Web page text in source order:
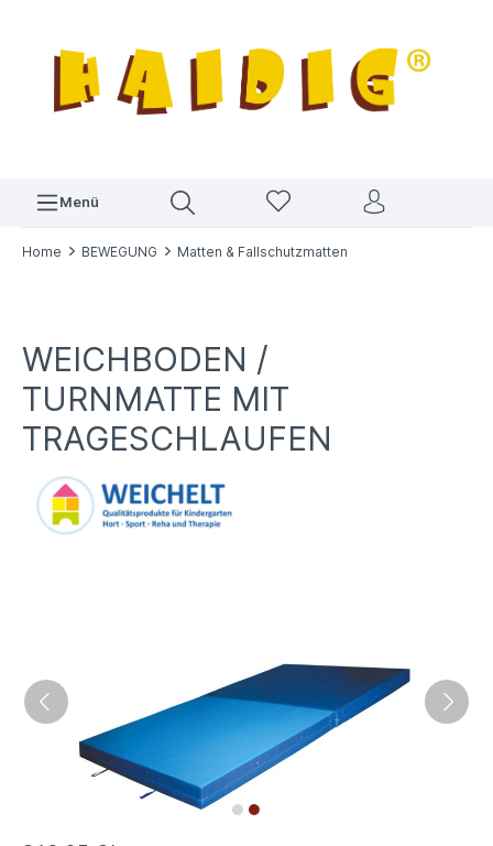
Menü
Home BEWEGUNG Matten & Fallschutzmatten
WEICHBODEN /
TURNMATTE MIT
TRAGESCHLAUFEN